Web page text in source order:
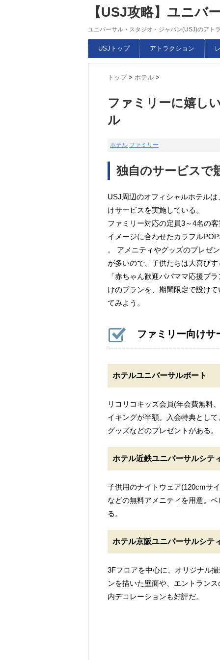
【USJ攻略】ユニバ
ユニバーサル・スタジオ・ジャパン(USJ)のアト
USJトップ アトラクション
トップ > ホテル >
ファミリーに嬉し
ル
ホテル ファミリー
独自のサービスで
USJ周辺のオフィシャルホテル
けサービスを実施している。
ファミリー対応の定員3～4名の
イメージに合わせたカラフル
。 アメニティやグッズのプレゼ
が多いので、子供たちは大喜び
「赤ちゃん歓迎パパママ応援プ
けのプランを、期間限定で設け
てみよう。
ファミリー向けサ
ホテルユニバーサルポート
リコリコキッズ会員(年会費無料
イキングが半額。入会特典とし
グッズなどのプレゼントがある。
ホテル近鉄ユニバーサルシテ
子供用のナイトウェア(120cmサ
などの無料アメニティを用意。
る。
ホテル京阪ユニバーサルシテ
3Fフロアを中心に、オリジナル
ンを描いた壁面や、エントラン
内デコレーションも好評だ。